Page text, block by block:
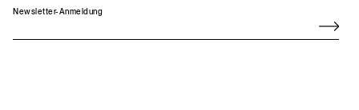
Newsletter-Anmeldung